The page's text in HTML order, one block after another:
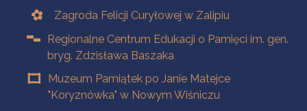
Zagroda Felicji Curyłowej w Zalipiu
Regionalne Centrum Edukacji o Pamięci im. gen.
bryg. Zdzisława Baszaka
Muzeum Pamiątek po Janie Matejce
"Koryznówka" w Nowym Wiśniczu